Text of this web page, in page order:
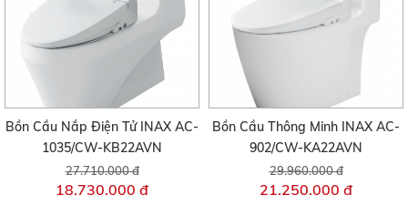
Bồn Cầu Nắp Điện Tử INAX AC-
1035/CW-KB22AVN
27.710.000 đ
18.730.000 đ
Bồn Cầu Thông Minh INAX AC-
902/CW-KA22AVN
29.960.000 đ
21.250.000 đ